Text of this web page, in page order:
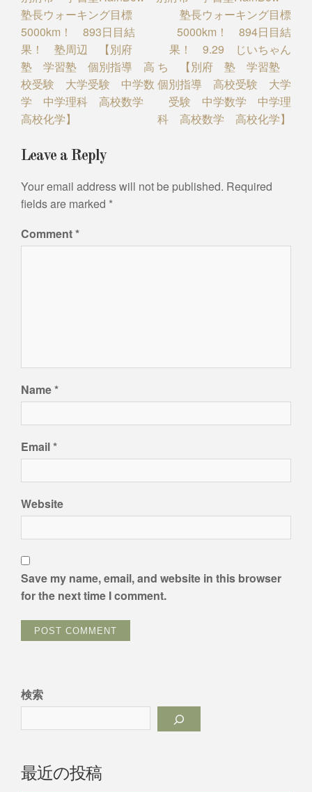
navigation
塾長ウォーキング目標
5000km！ 893日目結
果！ 塾周辺 【別府
塾 学習塾 個別指導 高
校受験 大学受験 中学数
学 中学理科 高校数学
高校化学】
塾長ウォーキング目標
5000km！ 894日目結
果！ 9.29 じいちゃん
ち 【別府 塾 学習塾
個別指導 高校受験 大学
受験 中学数学 中学理
科 高校数学 高校化学】
Leave a Reply
Your email address will not be published. Required
fields are marked *
Comment*
Name*
Email*
Website
Save my name, email, and website in this browser
for the next time I comment.
検索
最近の投稿